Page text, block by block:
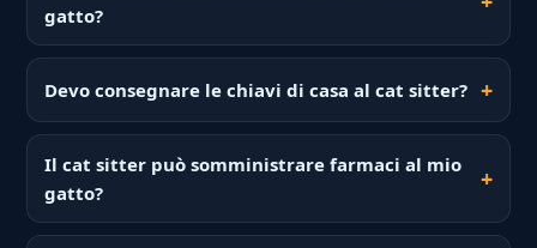
gatto?
Devo consegnare le chiavi di casa al cat sitter?
Il cat sitter può somministrare farmaci al mio
gatto?